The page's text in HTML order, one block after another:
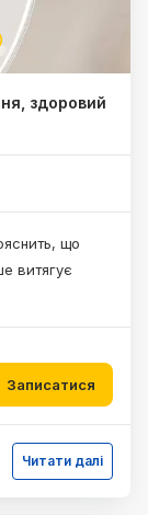
здоровий
що
витягує
Записатися
Читати далі